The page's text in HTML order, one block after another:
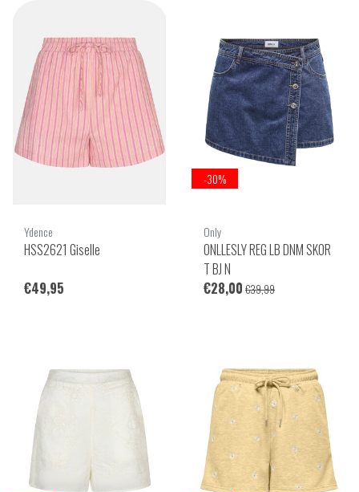
Ydence
HSS2621 Giselle
€49,95
-30%
Only
ONLLESLY REG LB DNM SKOR
T BJ N
€28,00 €39,99